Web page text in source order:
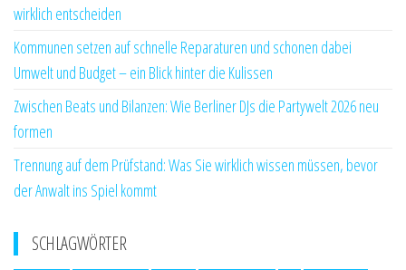
wirklich entscheiden
Kommunen setzen auf schnelle Reparaturen und schonen dabei
Umwelt und Budget – ein Blick hinter die Kulissen
Zwischen Beats und Bilanzen: Wie Berliner DJs die Partywelt 2026 neu
formen
Trennung auf dem Prüfstand: Was Sie wirklich wissen müssen, bevor
der Anwalt ins Spiel kommt
SCHLAGWÖRTER